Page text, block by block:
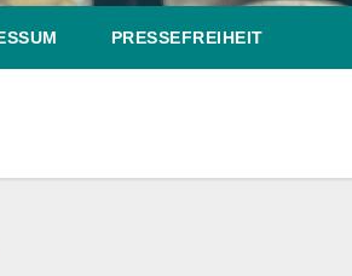
PRESSEFREIHEIT